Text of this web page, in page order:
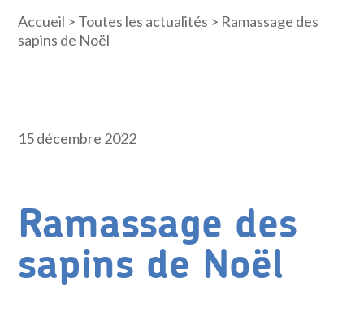
Accueil > Toutes les actualités > Ramassage des
sapins de Noël
15 décembre 2022
Ramassage des
sapins de Noël